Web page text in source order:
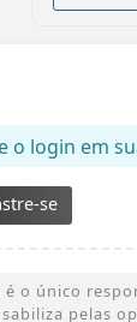
o login em
se
o único
pelas